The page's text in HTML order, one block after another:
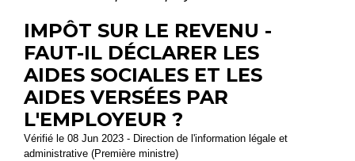
IMPÔT SUR LE REVENU -
FAUT-IL DÉCLARER LES
AIDES SOCIALES ET LES
AIDES VERSÉES PAR
L'EMPLOYEUR ?
Vérifié le 08 Jun 2023 - Direction de l'information légale et
administrative (Première ministre)